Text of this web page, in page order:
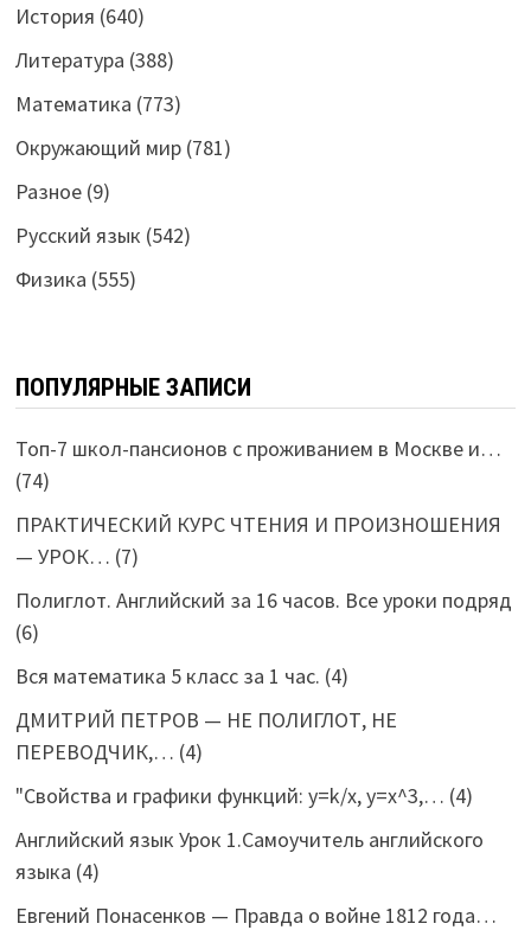
История (640)
Литература (388)
Математика (773)
Окружающий мир(781)
Разное(9)
Русский язык (542)
Физика (555)
ПОПУЛЯРНЫЕ ЗАПИСИ
Топ-7 школ-пансионов с проживанием в Москве и…
(74)
ПРАКТИЧЕСКИЙ КУРС ЧТЕНИЯ И ПРОИЗНОШЕНИЯ
— УРОК… (7)
Полиглот. Английский за 16 часов. Все уроки подряд
(6)
Вся математика 5 класс за 1 час. (4)
ДМИТРИЙ ПЕТРОВ — НЕ ПОЛИГЛОТ, НЕ
ПЕРЕВОДЧИК,… (4)
"Свойства и графики функций: y=k/x, y=x^3,… (4)
Английский язык Урок 1.Самоучитель английского
языка (4)
Евгений Понасенков — Правда о войне 1812 года…